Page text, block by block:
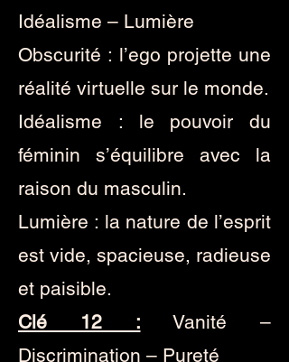
Idéalisme – Lumière
Obscurité : l’ego projette une
réalité virtuelle sur le monde.
Idéalisme : le pouvoir du
féminin s’équilibre avec la
raison du masculin.
Lumière : la nature de l’esprit
est vide, spacieuse, radieuse
et paisible.
Clé 12 : Vanité –
Discrimination – Pureté